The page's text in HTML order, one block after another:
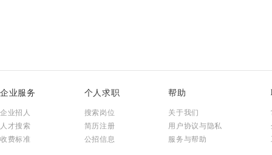
企业服务
企业招人
人才搜索
收费标准
个人求职
搜索岗位
简历注册
公招信息
帮助
关于我们
用户协议与隐私
服务与帮助